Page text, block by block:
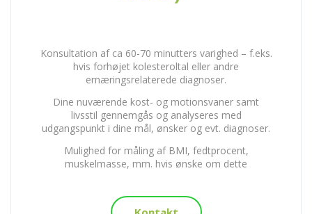
Konsultation af ca 60-70 minutters varighed – f.eks.
hvis forhøjet kolesteroltal eller andre
ernæringsrelaterede diagnoser.
Dine nuværende kost- og motionsvaner samt
livsstil gennemgås og analyseres med
udgangspunkt i dine mål, ønsker og evt. diagnoser.
Mulighed for måling af BMI, fedtprocent,
muskelmasse, mm. hvis ønske om dette